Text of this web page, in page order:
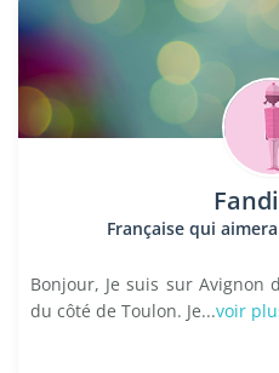
Française qui
Bonjour, Je suis sur Avignon
du côté de Toulon. Je...voir